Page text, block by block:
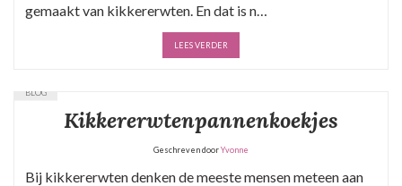
gemaakt van kikkererwten. En dat is n…
LEES VERDER
BLOG
Kikkererwtenpannenkoekjes
Geschreven doorYvonne
Bij kikkererwten denken de meeste mensen meteen aan